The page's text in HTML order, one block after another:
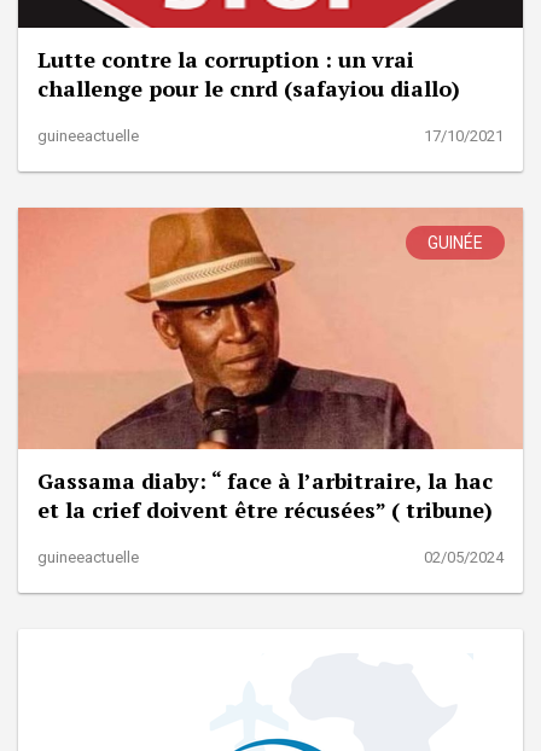
Lutte contre la corruption : un vrai
challenge pour le cnrd (safayiou diallo)
guineeactuelle 17/10/2021
GUINÉE
Gassama diaby: “ face à l’arbitraire, la hac
et la crief doivent être récusées” ( tribune)
guineeactuelle 02/05/2024